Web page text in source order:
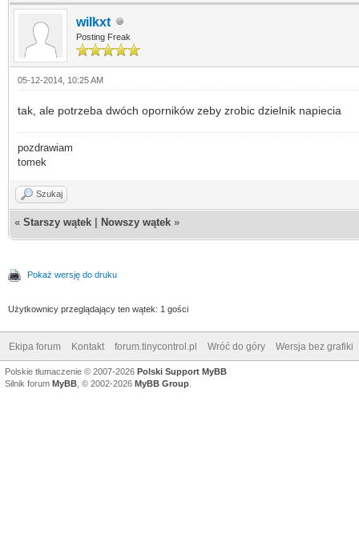
wilkxt
Posting Freak
05-12-2014, 10:25 AM
tak, ale potrzeba dwóch oporników zeby zrobic dzielnik napiecia
pozdrawiam
tomek
Szukaj
« Starszy wątek Nowszy wątek »
Pokaż wersję do druku
Użytkownicy przeglądający ten wątek: 1 gości
Ekipa forum Kontakt forum.tinycontrol.pl Wróć do góry Wersja bez grafiki
Polskie tłumaczenie © 2007-2026 Polski Support MyBB
Silnik forum MyBB , © 2002-2026 MyBB Group